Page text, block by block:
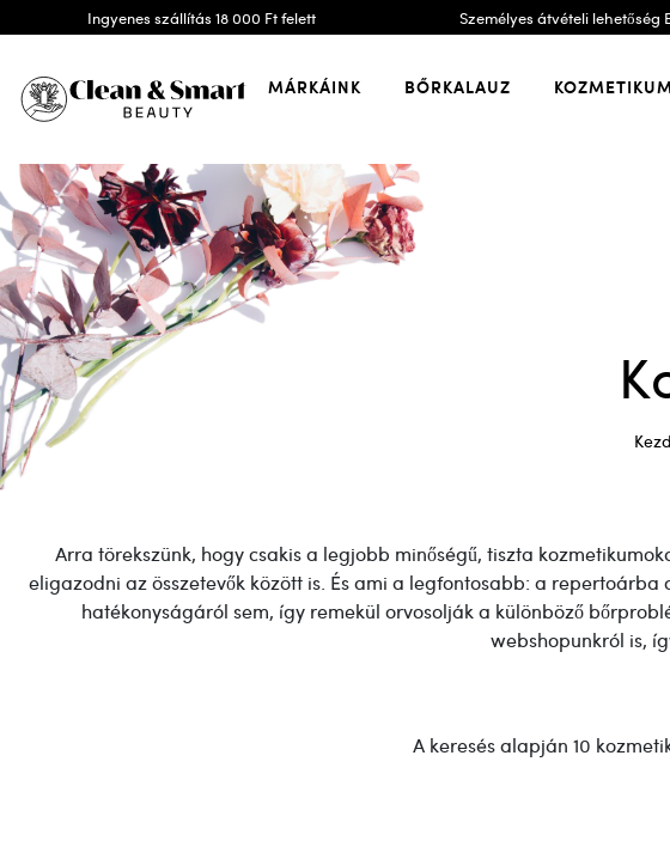
Ingyenes szállítás 18 000 Ft felett Személyes átvételi lehetőség
MÁRKÁINK BŐRKALAUZ
Arra törekszünk, hogy csakis a legjobb minőségű, tiszta
eligazodni az összetevők között is. És ami a legfontosabb: a
hatékonyságáról sem, így remekül orvosolják a különböző
webshopunkról is,
A keresés alapján 10